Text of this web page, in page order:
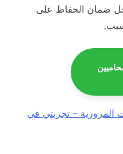
ضمان الحفاظ على
المرورية – تجربتي في